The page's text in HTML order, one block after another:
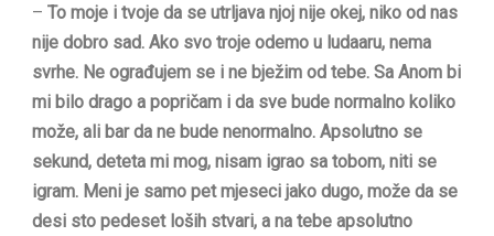
– To moje i tvoje da se utrljava njoj nije okej, niko od nas
nije dobro sad. Ako svo troje odemo u ludaaru, nema
svrhe. Ne ograđujem se i ne bježim od tebe. Sa Anom bi
mi bilo drago a popričam i da sve bude normalno koliko
može, ali bar da ne bude nenormalno. Apsolutno se
sekund, deteta mi mog, nisam igrao sa tobom, niti se
igram. Meni je samo pet mjeseci jako dugo, može da se
desi sto pedeset loših stvari, a na tebe apsolutno